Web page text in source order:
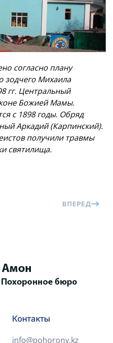
согласно плану
зодчего Михаила
гг. Центральный
Божией Мамы.
с 1898 годы. Обряд
Аркадий(Карпинский).
получили травмы
святилища.
ВПЕРЕД
Контакты
info@pohorony.kz